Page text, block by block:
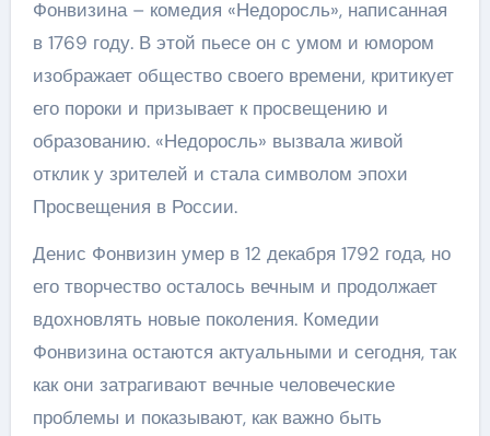
Фонвизина – комедия «Недоросль», написанная
в 1769 году. В этой пьесе он с умом и юмором
изображает общество своего времени, критикует
его пороки и призывает к просвещению и
образованию. «Недоросль» вызвала живой
отклик у зрителей и стала символом эпохи
Просвещения в России.
Денис Фонвизин умер в 12 декабря 1792 года, но
его творчество осталось вечным и продолжает
вдохновлять новые поколения. Комедии
Фонвизина остаются актуальными и сегодня, так
как они затрагивают вечные человеческие
проблемы и показывают, как важно быть